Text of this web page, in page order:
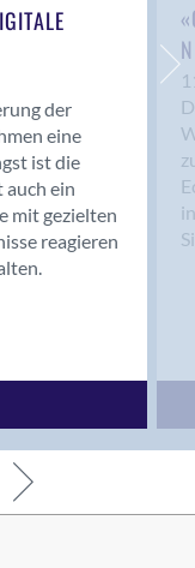
der
eine
ist die
ein
mit gezielten
reagieren